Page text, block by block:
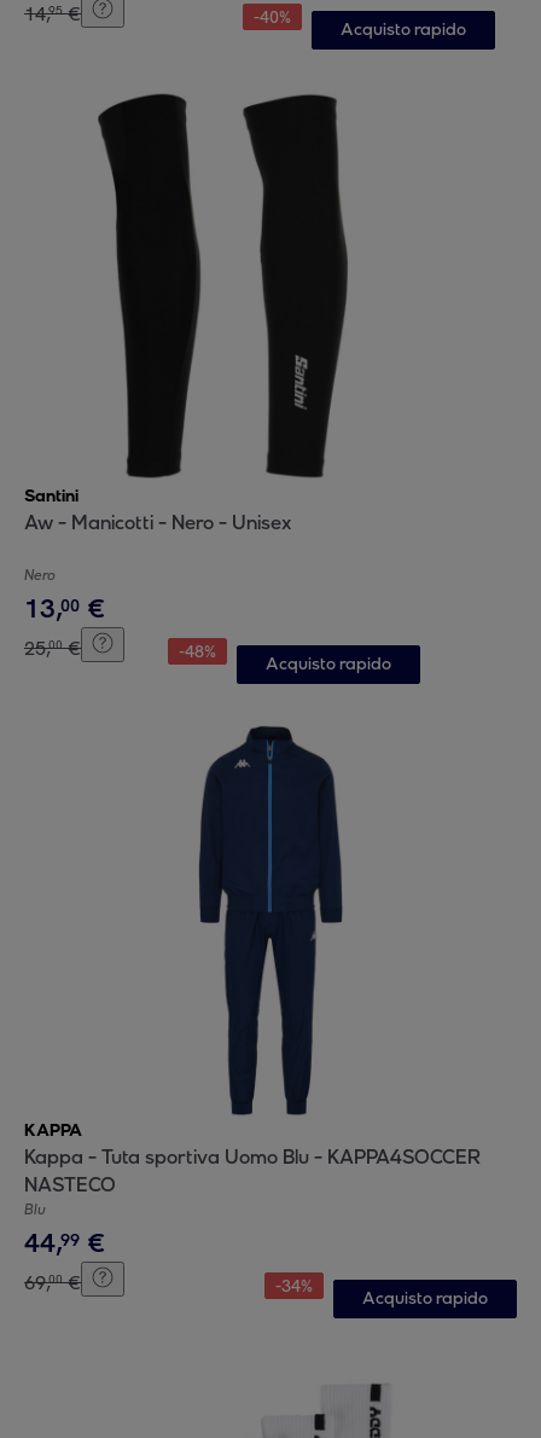
14,95 € -40%
Acquisto rapido
Santini
Aw - Manicotti - Nero - Unisex
Nero
13,00 €
25,00 € -48%
Acquisto rapido
KAPPA
Kappa - Tuta sportiva Uomo Blu - KAPPA4SOCCER
NASTECO
Blu
44,99 €
69,00 € -34%
Acquisto rapido